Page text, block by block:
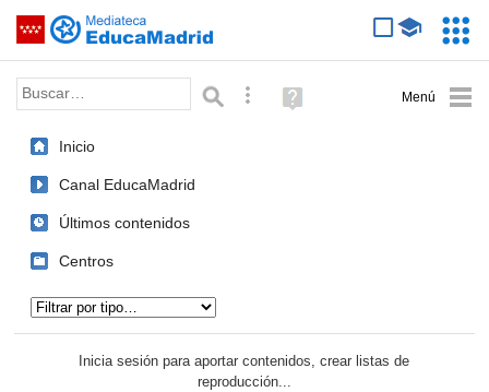
Saltar navegación
Palabra o frase: Búsqueda avanzada
Ayuda
(en
Inicio
Canal EducaMadrid
Últimos contenidos
Centros
Inicia sesión para aportar contenidos, crear listas de
reproducción...